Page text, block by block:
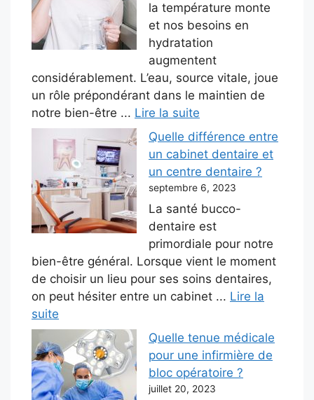
la température monte
et nos besoins en
hydratation
augmentent
considérablement. L’eau, source vitale, joue
un rôle prépondérant dans le maintien de
notre bien-être ... Lire la suite
Quelle différence entre
un cabinet dentaire et
un centre dentaire ?
septembre 6, 2023
La santé bucco-
dentaire est
primordiale pour notre
bien-être général. Lorsque vient le moment
de choisir un lieu pour ses soins dentaires,
on peut hésiter entre un cabinet ... Lire la
suite
Quelle tenue médicale
pour une infirmière de
bloc opératoire ?
juillet 20, 2023